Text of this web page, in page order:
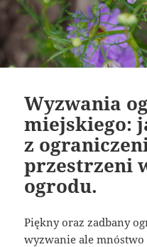
Wyzwania
miejskiego:
z
przestrzeni
ogrodu.
Piękny oraz zadbany
wyzwanie ale mnóstwo